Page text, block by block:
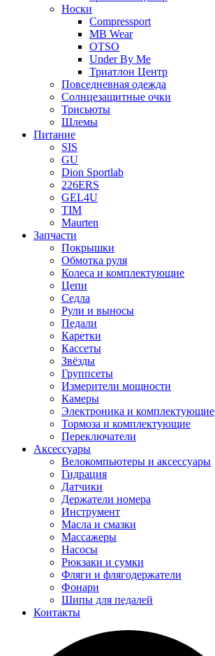
Носки
Compressport
MB Wear
OTSO
Under By Me
Триатлон Центр
Повседневная одежда
Солнцезащитные очки
Трисьюты
Шлемы
Питание
SIS
GU
Dion Sportlab
226ERS
GEL4U
TIM
Maurten
Запчасти
Покрышки
Обмотка руля
Колеса и комплектующие
Цепи
Седла
Рули и выносы
Педали
Каретки
Кассеты
Звёзды
Группсеты
Измерители мощности
Камеры
Электроника и комплектующие
Тормоза и комплектующие
Переключатели
Аксессуары
Велокомпьютеры и аксессуары
Гидрация
Датчики
Держатели номера
Инструмент
Масла и смазки
Массажеры
Насосы
Рюкзаки и сумки
Фляги и флягодержатели
Фонари
Шипы для педалей
Контакты